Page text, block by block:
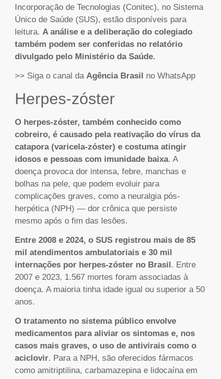
Incorporação de Tecnologias (Conitec), no Sistema
Único de Saúde (SUS), estão disponíveis para
leitura. A análise e a deliberação do colegiado
também podem ser conferidas no relatório
divulgado pelo Ministério da Saúde.
>> Siga o canal da Agência Brasil no WhatsApp
Herpes-zóster
O herpes-zóster, também conhecido como
cobreiro, é causado pela reativação do vírus da
catapora (varicela-zóster) e costuma atingir
idosos e pessoas com imunidade baixa. A
doença provoca dor intensa, febre, manchas e
bolhas na pele, que podem evoluir para
complicações graves, como a neuralgia pós-
herpética (NPH) — dor crônica que persiste
mesmo após o fim das lesões.
Entre 2008 e 2024, o SUS registrou mais de 85
mil atendimentos ambulatoriais e 30 mil
internações por herpes-zóster no Brasil. Entre
2007 e 2023, 1.567 mortes foram associadas à
doença. A maioria tinha idade igual ou superior a 50
anos.
O tratamento no sistema público envolve
medicamentos para aliviar os sintomas e, nos
casos mais graves, o uso de antivirais como o
aciclovir. Para a NPH, são oferecidos fármacos
como amitriptilina, carbamazepina e lidocaína em